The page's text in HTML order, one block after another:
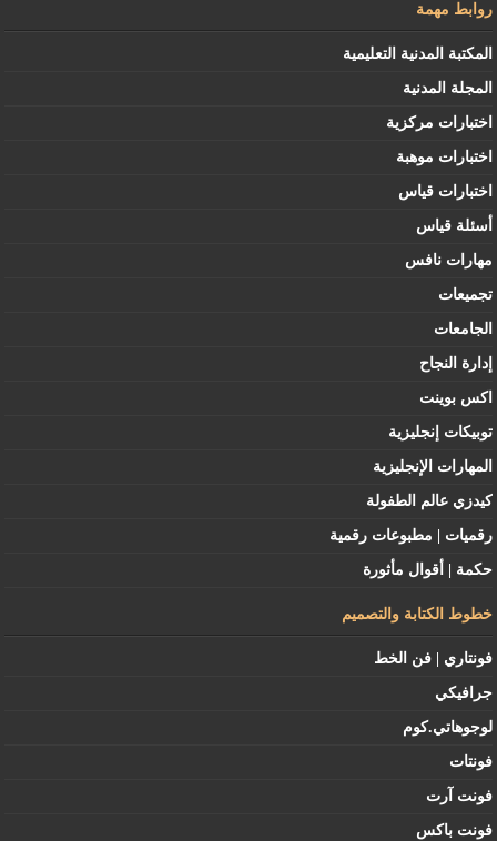
روابط مهمة
المكتبة المدنية التعليمية
المجلة المدنية
اختبارات مركزية
اختبارات موهبة
اختبارات قياس
أسئلة قياس
مهارات نافس
تجميعات
الجامعات
إدارة النجاح
اكس بوينت
توبيكات إنجليزية
المهارات الإنجليزية
كيدزي عالم الطفولة
رقميات | مطبوعات رقمية
حكمة | أقوال مأثورة
خطوط الكتابة والتصميم
فونتاري | فن الخط
جرافيكي
لوجوهاتي.كوم
فونتات
فونت آرت
فونت باكس